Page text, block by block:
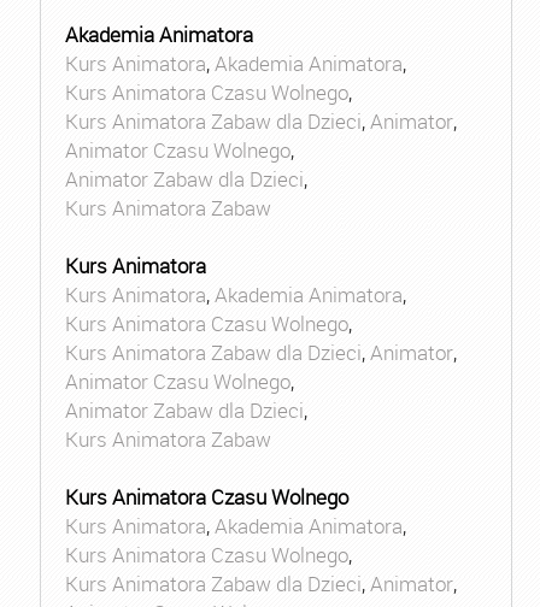
Akademia Animatora
Kurs Animatora,Akademia Animatora,
Kurs Animatora Czasu Wolnego,
Kurs Animatora Zabaw dla Dzieci,Animator,
Animator Czasu Wolnego,
Animator Zabaw dla Dzieci,
Kurs Animatora Zabaw
Kurs Animatora
Kurs Animatora,Akademia Animatora,
Kurs Animatora Czasu Wolnego,
Kurs Animatora Zabaw dla Dzieci,Animator,
Animator Czasu Wolnego,
Animator Zabaw dla Dzieci,
Kurs Animatora Zabaw
Kurs Animatora Czasu Wolnego
Kurs Animatora,Akademia Animatora,
Kurs Animatora Czasu Wolnego,
Kurs Animatora Zabaw dla Dzieci,Animator,